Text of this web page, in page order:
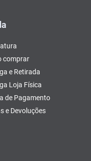
comprar
e Retirada
Loja Física
de Pagamento
e Devoluções